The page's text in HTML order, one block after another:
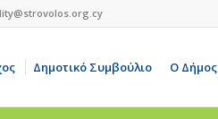
Δημοτικό Συμβούλιο Ο Δήμος